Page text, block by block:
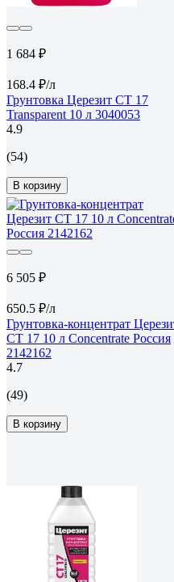
1 684 ₽
168.4 ₽/л
Грунтовка Церезит CT 17
Transparent 10 л 3040053
4.9
(54)
В корзину
6 505 ₽
650.5 ₽/л
Грунтовка-концентрат
CT 17 10 л Concentrate Россия
2142162
4.7
(49)
В корзину